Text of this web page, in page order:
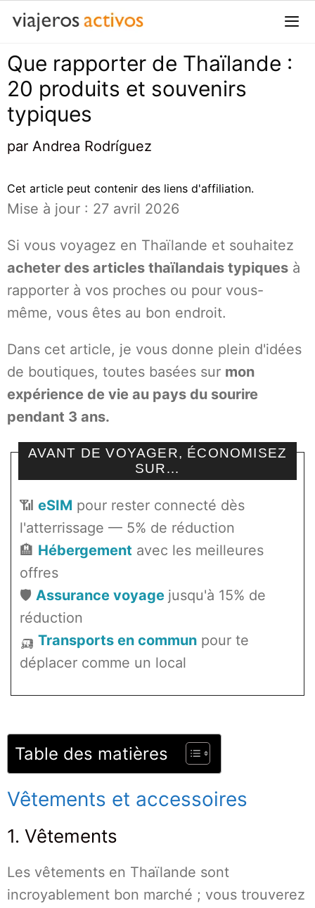
Passer
contenu
Que rapporter de Thaïlande :
20 produits et souvenirs
typiques
par Andrea Rodríguez
Cet article peut contenir des liens d'affiliation.
Mise à jour : 27 avril 2026
Si vous voyagez en Thaïlande et souhaitez
acheter des articles thaïlandais typiques à
rapporter à vos proches ou pour vous-
même, vous êtes au bon endroit.
Dans cet article, je vous donne plein d'idées
de boutiques, toutes basées sur mon
expérience de vie au pays du sourire
pendant 3 ans.
AVANT DE VOYAGER, ÉCONOMISEZ
SUR…
📶 eSIM pour rester connecté dès
l'atterrissage — 5% de réduction
🏨 Hébergement avec les meilleures
offres
🛡️ Assurance voyage jusqu'à 15% de
réduction
🛺 Transports en commun pour te
déplacer comme un local
Table des matières
Vêtements et accessoires
1. Vêtements
Les vêtements en Thaïlande sont
incroyablement bon marché ; vous trouverez